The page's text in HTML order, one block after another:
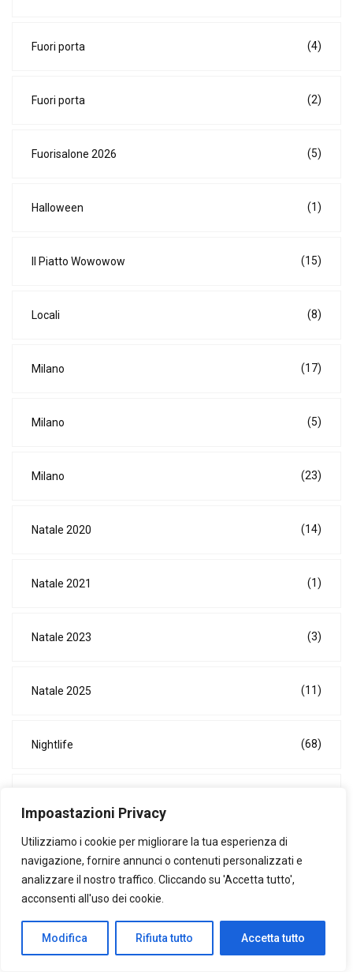
Impoastazioni Privacy
Utilizziamo i cookie per migliorare la tua esperienza di
navigazione, fornire annunci o contenuti personalizzati e
analizzare il nostro traffico. Cliccando su 'Accetta tutto',
acconsenti all'uso dei cookie.
Modifica Rifiuta tutto Accetta tutto
Fuori porta (4)
Fuori porta (2)
Fuorisalone 2026 (5)
Halloween (1)
Il Piatto Wowowow (15)
Locali (8)
Milano (17)
Milano (5)
Milano (23)
Natale 2020 (14)
Natale 2021 (1)
Natale 2023 (3)
Natale 2025 (11)
Nightlife (68)
Senza categoria
Viaggi (6)